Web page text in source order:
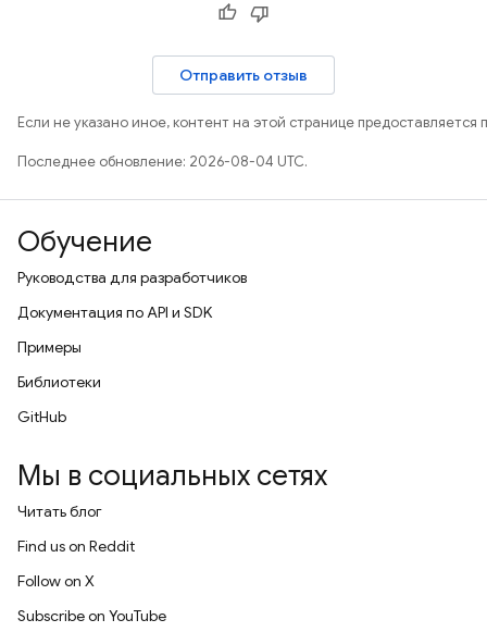
Отправить отзыв
Если не указано иное, контент на этой странице предоставляется
Последнее обновление: 2026-08-04 UTC.
Обучение
Руководства для разработчиков
Документация по API и SDK
Примеры
Библиотеки
GitHub
Мы в социальных сетях
Читать блог
Find us on Reddit
Follow on X
Subscribe on YouTube